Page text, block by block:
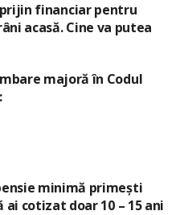
financiar pentru
acasă. Cine va putea
majoră în Codul
minimă primești
ai cotizat doar 10 – 15 ani